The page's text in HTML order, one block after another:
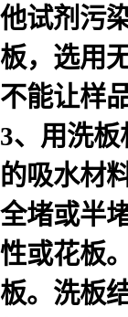
他试剂污
板，选用
不能让样
3、用洗
的吸水材
全堵或半
性或花板
板。洗板